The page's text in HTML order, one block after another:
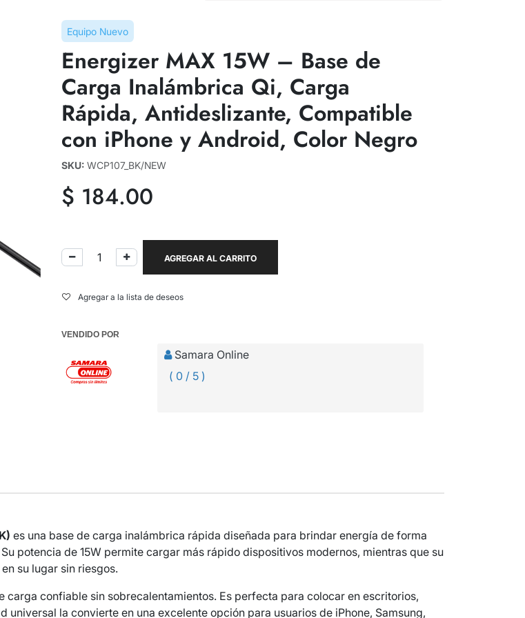
Equipo Nuevo
Energizer MAX 15W – Base de
Carga Inalámbrica Qi, Carga
Rápida, Antideslizante, Compatible
con iPhone y Android, Color Negro
SKU: WCP107_BK/NEW
$ 184.00
AGREGAR AL CARRITO
Agregar a la lista de deseos
VENDIDO POR
Samara Online
( 0 / 5 )
es una base de carga inalámbrica rápida diseñada para brindar energía de forma
potencia de 15W permite cargar más rápido dispositivos modernos, mientras que su
su lugar sin riesgos.
confiable sin sobrecalentamientos. Es perfecta para colocar en escritorios,
la convierte en una excelente opción para usuarios de iPhone, Samsung,